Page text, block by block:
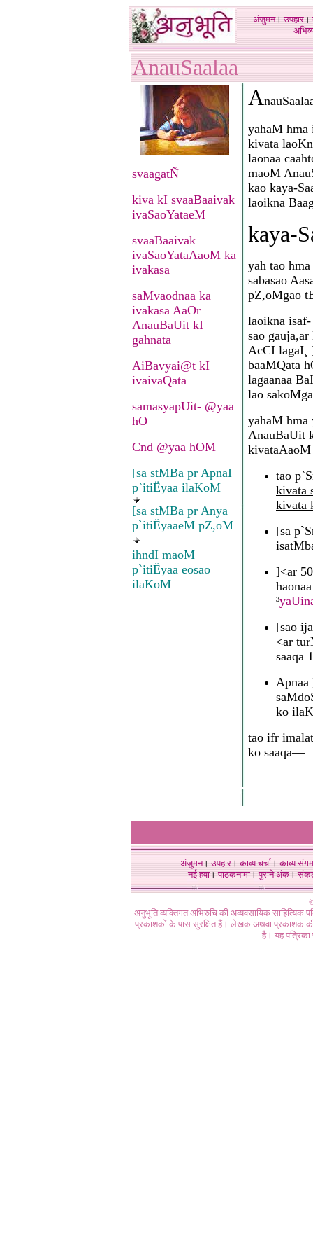
अंजुमन।उपहार।
AnauSaalaa
svaagatÑ
kiva kI svaaBaaivak
ivaSaoYataeM
svaaBaaivak
ivaSaoYataAaoM ka
ivakasa
saMvaodnaa ka
ivakasa AaOr
AnauBaUit kI
gahnata
AiBavyai@t kI
ivaivaQata
samasyapUit- @yaa
hO
Cnd @yaa hOM
[sa stMBa pr ApnaI
p`itiËyaa ilaKoM
[sa stMBa pr Anya
p`itiËyaaeM pZ,oM
ihndI maoM
p`itiËyaa eosao
ilaKoM
A
yahaM hma
kivata
laonaa
maoM
kao kaya-
laoikna
kaya-
yah tao
sabasao
pZ,oMgao
laoikna
sao
AcCI lagaI¸
baaMQata
lagaanaa
lao
yahaM hma
AnauBaUit
tao
kivata
kivata
[sa
]<ar
³
[sao
<ar
saaqa
Apnaa
ko
tao ifr
ko saaqa—
अंजुमन।उपहार।काव्य चर्चा।काव्य संगम
नई हवा। पाठकनामा। पुराने अंक।
अनुभूति व्यक्तिगत अभिरुचि की अव्यवसायिक
प्रकाशकों के पास सुरक्षित हैं। लेखक अथवा प्रकाशक की
है। यह पत्रिका